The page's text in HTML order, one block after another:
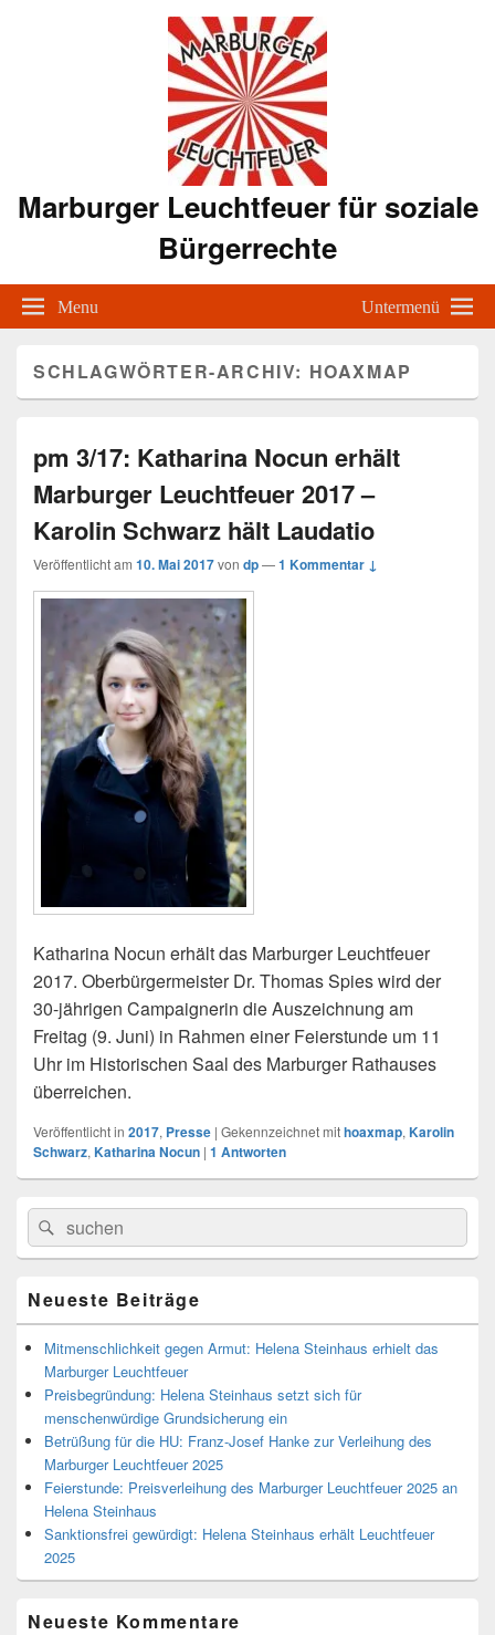
Marburger Leuchtfeuer für soziale
Bürgerrechte
Menu Untermenü
SCHLAGWÖRTER-ARCHIV: HOAXMAP
pm 3/17: Katharina Nocun erhält
Marburger Leuchtfeuer 2017 –
Karolin Schwarz hält Laudatio
Veröffentlicht am 10. Mai 2017von dp—1 Kommentar ↓
Katharina Nocun erhält das Marburger Leuchtfeuer
2017. Oberbürgermeister Dr. Thomas Spies wird der
30-jährigen Campaignerin die Auszeichnung am
Freitag (9. Juni) in Rahmen einer Feierstunde um 11
Uhr im Historischen Saal des Marburger Rathauses
überreichen.
Veröffentlicht in 2017, Presse | Gekennzeichnet mithoaxmap, Karolin
Schwarz, Katharina Nocun | 1 Antworten
Primärer
Seitenleisten
Widget-
Bereich
Search
for:
Suche
Neueste Beiträge
Mitmenschlichkeit gegen Armut: Helena Steinhaus erhielt das
Marburger Leuchtfeuer
Preisbegründung: Helena Steinhaus setzt sich für
menschenwürdige Grundsicherung ein
Betrüßung für die HU: Franz-Josef Hanke zur Verleihung des
Marburger Leuchtfeuer 2025
Feierstunde: Preisverleihung des Marburger Leuchtfeuer 2025 an
Helena Steinhaus
Sanktionsfrei gewürdigt: Helena Steinhaus erhält Leuchtfeuer
2025
Neueste Kommentare